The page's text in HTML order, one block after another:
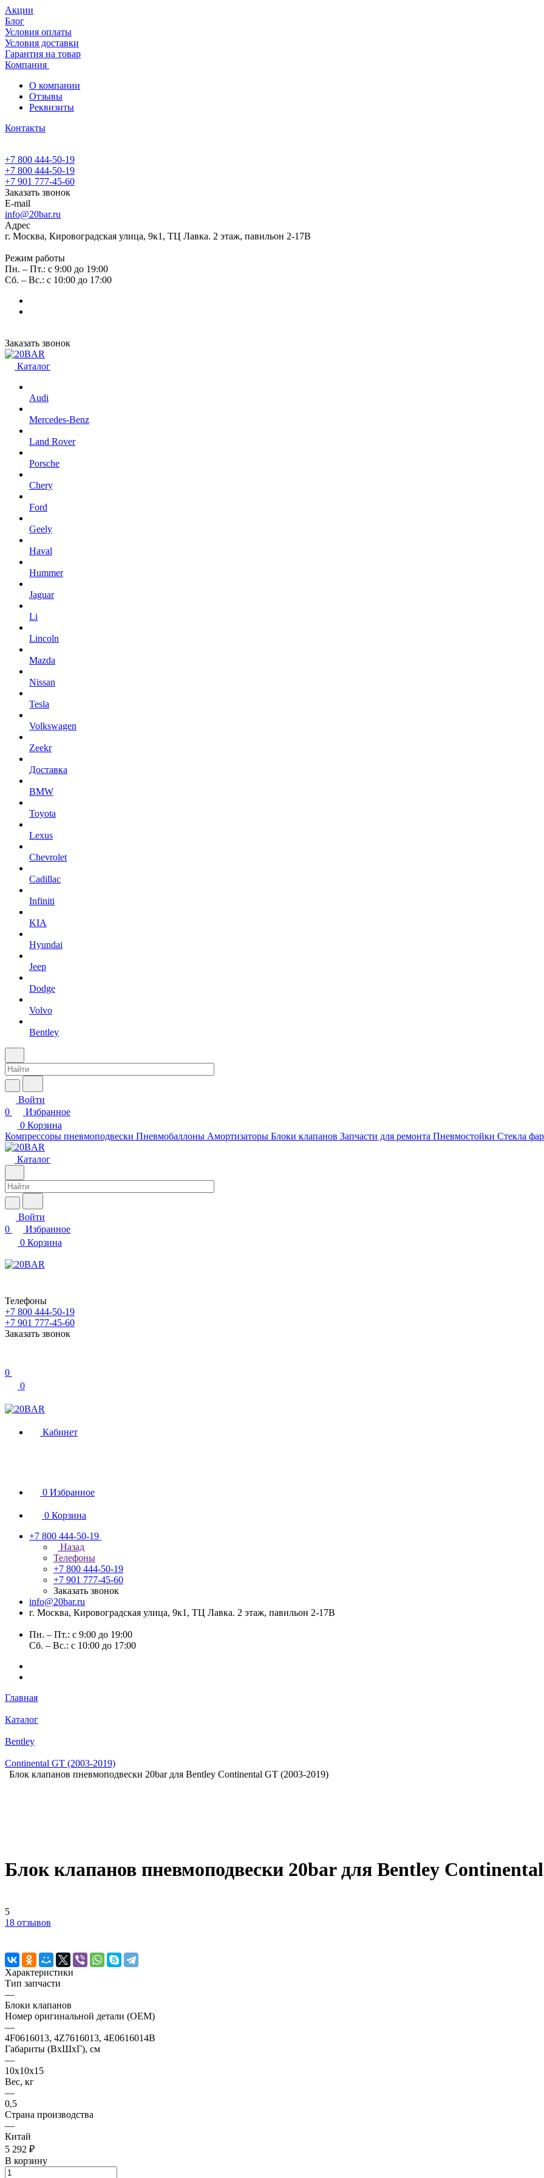
Акции
Блог
Условия оплаты
Условия доставки
Гарантия на товар
Компания
О компании
Отзывы
Реквизиты
Контакты
+7 800 444-50-19
+7 800 444-50-19
+7 901 777-45-60
Заказать звонок
E-mail
info@20bar.ru
Адрес
г. Москва, Кировоградская улица, 9к1, ТЦ Лавка. 2 этаж, павильон 2-17В
Режим работы
Пн. – Пт.: с 9:00 до 19:00
Сб. – Вс.: с 10:00 до 17:00
Заказать звонок
Каталог
Audi
Mercedes-Benz
Land Rover
Porsche
Chery
Ford
Geely
Haval
Hummer
Jaguar
Li
Lincoln
Mazda
Nissan
Tesla
Volkswagen
Zeekr
Доставка
BMW
Toyota
Lexus
Chevrolet
Cadillac
Infiniti
KIA
Hyundai
Jeep
Dodge
Volvo
Bentley
Войти
0
Избранное
0 Корзина
Компрессоры пневмоподвески Пневмобаллоны Амортизаторы Блоки клапанов Запчасти для ремонта Пневмостойки Стекла фар
Каталог
Войти
0
Избранное
0 Корзина
Телефоны
+7 800 444-50-19
+7 901 777-45-60
Заказать звонок
0
0
Кабинет
0 Избранное
0 Корзина
+7 800 444-50-19
Назад
Телефоны
+7 800 444-50-19
+7 901 777-45-60
Заказать звонок
info@20bar.ru
г. Москва, Кировоградская улица, 9к1, ТЦ Лавка. 2 этаж, павильон 2-17В
Пн. – Пт.: с 9:00 до 19:00
Сб. – Вс.: с 10:00 до 17:00
Главная
Каталог
Bentley
Continental GT (2003-2019)
Блок клапанов пневмоподвески 20bar для Bentley Continental GT (2003-2019)
Блок клапанов пневмоподвески 20bar для Bentley
5
18 отзывов
Характеристики
Тип запчасти
—
Блоки клапанов
Номер оригинальной детали (OEM)
—
4F0616013, 4Z7616013, 4E0616014B
Габариты (ВхШхГ), см
—
10х10х15
Вес, кг
—
0,5
Страна производства
—
Китай
5 292 ₽
В корзину